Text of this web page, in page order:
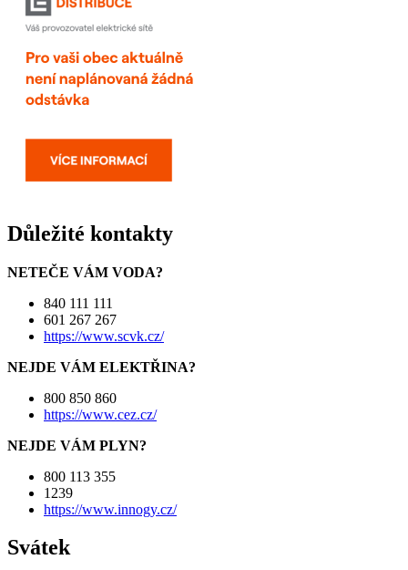
Důležité kontakty
NETEČE VÁM VODA?
840 111 111
601 267 267
https://www.scvk.cz/
NEJDE VÁM ELEKTŘINA?
800 850 860
https://www.cez.cz/
NEJDE VÁM PLYN?
800 113 355
1239
https://www.innogy.cz/
Svátek